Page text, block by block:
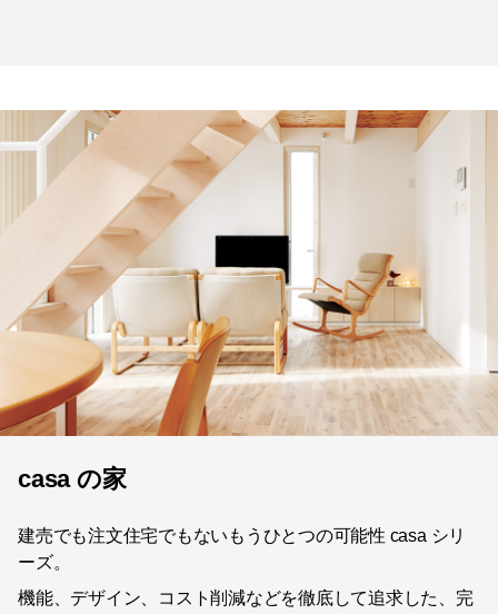
casa の家
建売でも注文住宅でもないもうひとつの可能性 casa シリ
ーズ。
機能、デザイン、コスト削減などを徹底して追求した、完